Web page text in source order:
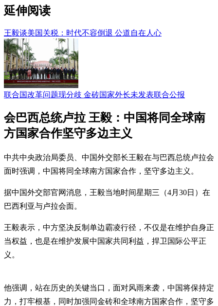
延伸阅读
王毅谈美国关税：时代不容倒退 公道自在人心
联合国改革问题现分歧 金砖国家外长未发表联合公报
会巴西总统卢拉 王毅：中国将同全球南
方国家合作坚守多边主义
中共中央政治局委员、中国外交部长王毅在与巴西总统卢拉会
面时强调，中国将同全球南方国家合作，坚守多边主义。
据中国外交部官网消息，王毅当地时间星期三（4月30日）在
巴西利亚与卢拉会面。
王毅表示，中方坚决反制单边霸凌行径，不仅是在维护自身正
当权益，也是在维护发展中国家共同利益，捍卫国际公平正
义。
他强调，站在历史的关键当口，面对风雨来袭，中国将保持定
力，打牢根基，同时加强同金砖和全球南方国家合作，坚守多